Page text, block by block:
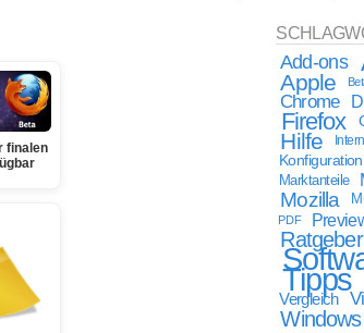
finalen
Add-ons
Apple
Chrome
Firefox
Hilfe
Konfiguration
Marktanteile
Mozilla
PDF
Ratgeber
Tipps
Vergleich
Windows